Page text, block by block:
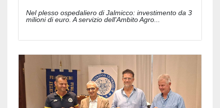
Nel plesso ospedaliero di Jalmicco: investimento da 3
milioni di euro. A servizio dell'Ambito Agro...